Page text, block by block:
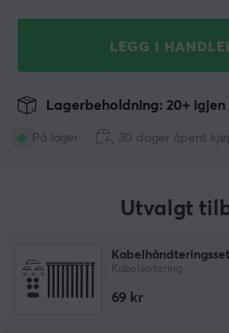
LEGG I
På lager
Lagerbeholdning: 20+
30 dager åpent
Utvalgt
Kabelsortering
69 kr